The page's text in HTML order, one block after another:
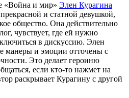
«Война и мир» Элен Курагина
и статной девушкой,
общество. Она действительно
чувствует, где ей нужно
в дискуссию. Элен
манеры и эмоции отточены с
Это делает героиню
если кто-то нажмет на
раскрывает Курагину с другой